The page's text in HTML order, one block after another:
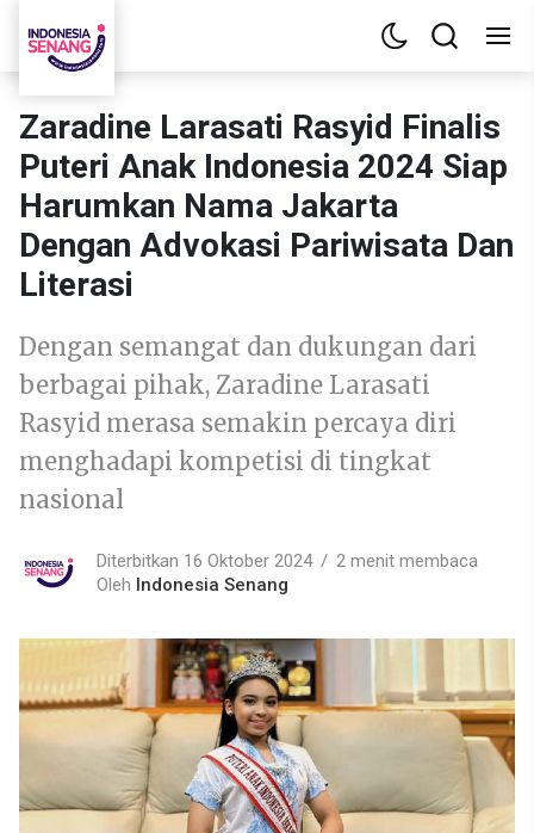
Zaradine Larasati Rasyid Finalis
Puteri Anak Indonesia 2024 Siap
Harumkan Nama Jakarta
Dengan Advokasi Pariwisata Dan
Literasi
Dengan semangat dan dukungan dari
berbagai pihak, Zaradine Larasati
Rasyid merasa semakin percaya diri
menghadapi kompetisi di tingkat
nasional
Diterbitkan 16 Oktober 2024
2 menit membaca
Oleh Indonesia Senang